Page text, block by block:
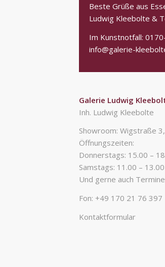
Beste Grüße aus
Ludwig Kleebolte &
Im Kunstnotfall:
info@galerie-
Galerie Ludwig
Inh. Ludwig Kleebolte
Showroom: Wigstraße
Öffnungszeiten:
Donnerstags: 15.00 –
Samstags: 11.00 –
Und gerne auch
Fon: +49 170 21 76 397
Kontaktformular